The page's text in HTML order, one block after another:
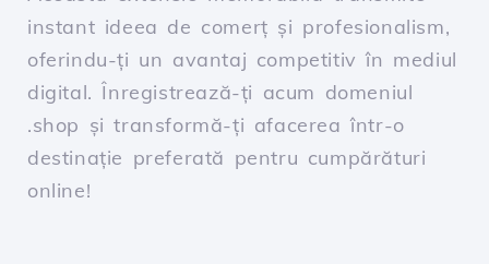
instant ideea de comerț și profesionalism,
oferindu-ți un avantaj competitiv în mediul
digital. Înregistrează-ți acum domeniul
.shop și transformă-ți afacerea într-o
destinație preferată pentru cumpărături
online!